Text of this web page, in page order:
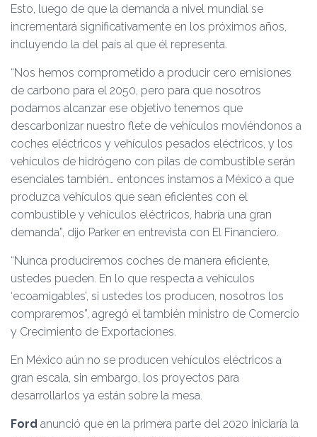
Esto, luego de que la demanda a nivel mundial se
incrementará significativamente en los próximos años,
incluyendo la del país al que él representa.
“Nos hemos comprometido a producir cero emisiones
de carbono para el 2050, pero para que nosotros
podamos alcanzar ese objetivo tenemos que
descarbonizar nuestro flete de vehículos moviéndonos a
coches eléctricos y vehículos pesados eléctricos, y los
vehículos de hidrógeno con pilas de combustible serán
esenciales también… entonces instamos a México a que
produzca vehículos que sean eficientes con el
combustible y vehículos eléctricos, habría una gran
demanda”, dijo Parker en entrevista con El Financiero.
“Nunca produciremos coches de manera eficiente,
ustedes pueden. En lo que respecta a vehículos
‘ecoamigables’, si ustedes los producen, nosotros los
compraremos”, agregó el también ministro de Comercio
y Crecimiento de Exportaciones.
En México aún no se producen vehículos eléctricos a
gran escala, sin embargo, los proyectos para
desarrollarlos ya están sobre la mesa.
Ford anunció que en la primera parte del 2020 iniciaría la